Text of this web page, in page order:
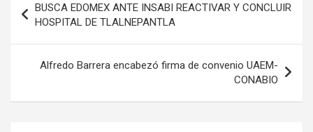
de
entradas
BUSCA EDOMEX ANTE INSABI REACTIVAR Y CONCLUIR
HOSPITAL DE TLALNEPANTLA
Alfredo Barrera encabezó firma de convenio UAEM-
CONABIO